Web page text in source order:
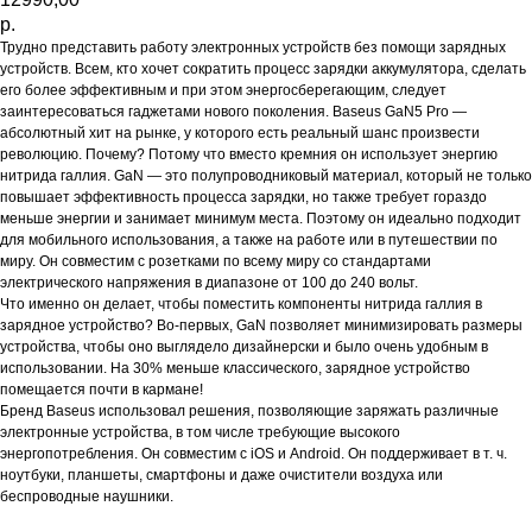
р.
Трудно представить работу электронных устройств без помощи зарядных
устройств. Всем, кто хочет сократить процесс зарядки аккумулятора, сделать
его более эффективным и при этом энергосберегающим, следует
заинтересоваться гаджетами нового поколения. Baseus GaN5 Pro —
абсолютный хит на рынке, у которого есть реальный шанс произвести
революцию. Почему? Потому что вместо кремния он использует энергию
нитрида галлия. GaN — это полупроводниковый материал, который не только
повышает эффективность процесса зарядки, но также требует гораздо
меньше энергии и занимает минимум места. Поэтому он идеально подходит
для мобильного использования, а также на работе или в путешествии по
миру. Он совместим с розетками по всему миру со стандартами
электрического напряжения в диапазоне от 100 до 240 вольт.
Что именно он делает, чтобы поместить компоненты нитрида галлия в
зарядное устройство? Во-первых, GaN позволяет минимизировать размеры
устройства, чтобы оно выглядело дизайнерски и было очень удобным в
использовании. На 30% меньше классического, зарядное устройство
помещается почти в кармане!
Бренд Baseus использовал решения, позволяющие заряжать различные
электронные устройства, в том числе требующие высокого
энергопотребления. Он совместим с iOS и Android. Он поддерживает в т. ч.
ноутбуки, планшеты, смартфоны и даже очистители воздуха или
беспроводные наушники.